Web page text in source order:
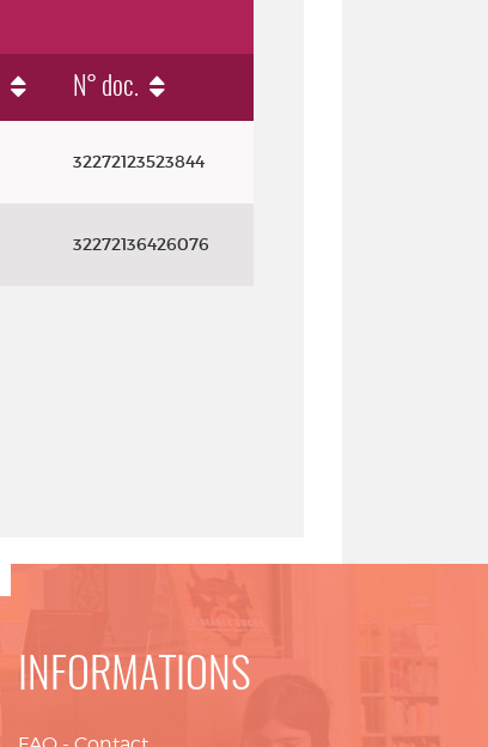
N° doc.
32272123523844
32272136426076
INFORMATIONS